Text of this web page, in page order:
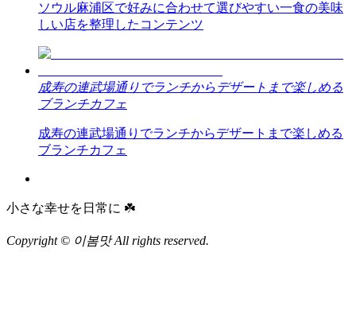
ソウル麻浦区で好みに合わせて選びやすい一食の美味
しい店を整理したコンテンツ
成寿の連武場通りでランチからデザートまで楽しめる
ブランチカフェ
成寿の連武場通りでランチからデザートまで楽しめる
ブランチカフェ
小さな幸せを日常に ☘️
Copyright © 이봄맛 All rights reserved.